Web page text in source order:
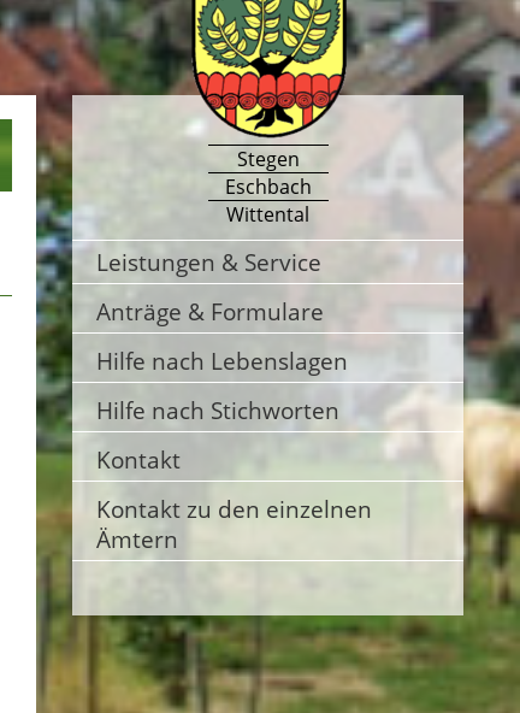
Stegen
Eschbach
Wittental
Leistungen & Service
Anträge & Formulare
Hilfe nach Lebenslagen
Hilfe nach Stichworten
Kontakt
Kontakt zu den einzelnen
Ämtern